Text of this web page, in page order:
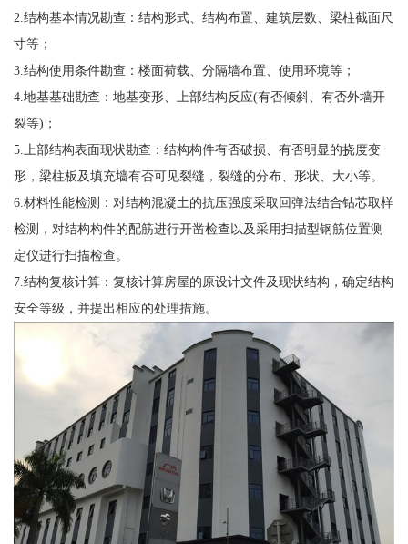
2.结构基本情况勘查：结构形式、结构布置、建筑层数、梁柱截面尺
寸等；
3.结构使用条件勘查：楼面荷载、分隔墙布置、使用环境等；
4.地基基础勘查：地基变形、上部结构反应(有否倾斜、有否外墙开
裂等)；
5.上部结构表面现状勘查：结构构件有否破损、有否明显的挠度变
形，梁柱板及填充墙有否可见裂缝，裂缝的分布、形状、大小等。
6.材料性能检测：对结构混凝土的抗压强度采取回弹法结合钻芯取样
检测，对结构构件的配筋进行开凿检查以及采用扫描型钢筋位置测
定仪进行扫描检查。
7.结构复核计算：复核计算房屋的原设计文件及现状结构，确定结构
安全等级，并提出相应的处理措施。